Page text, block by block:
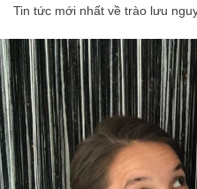
Tin tức mới nhất về trào lưu